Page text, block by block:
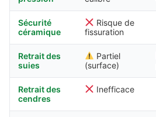
Sécurité
céramique
Risque de
fissuration
Retrait des
suies
Partiel
(surface)
Retrait des
cendres
Inefficace